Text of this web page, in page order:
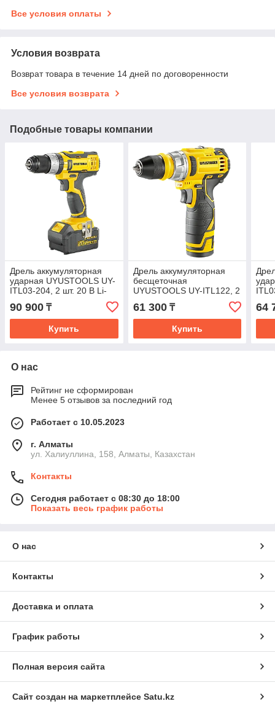
Все условия оплаты
Условия возврата
Возврат товара в течение 14 дней по договоренности
Все условия возврата
Подобные товары компании
Дрель аккумуляторная
ударная UYUSTOOLS UY-
ITL03-204, 2 шт. 20 В Li-
ion 4 Ач +1 аккумулятор
90 900 ₸
Купить
Дрель аккумуляторная
бесщеточная
UYUSTOOLS UY-ITL122, 2
шт. 12 В Li-ion 2 Ач
61 300₸
Купить
64
О нас
Рейтинг не сформирован
Менее 5 отзывов за последний год
Работает с 10.05.2023
г. Алматы
ул. Халиуллина, 158, Алматы, Казахстан
Контакты
Сегодня работает с 08:30 до 18:00
Показать весь график работы
О нас
Контакты
Доставка и оплата
График работы
Полная версия сайта
Сайт создан на маркетплейсе Satu.kz